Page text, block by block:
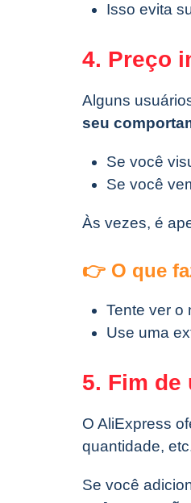
Isso evita
4. Preço
Alguns
seu
Se você
Se você
Às vezes, é
👉 O que
Tente ver o
Use uma
5. Fim de
O AliExpress
quantidade,
Se você